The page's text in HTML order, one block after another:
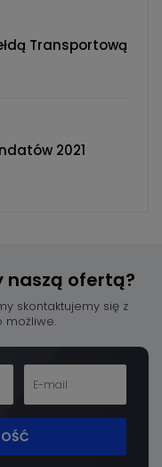
Transportową
2021
naszą ofertą?
skontaktujemy się z
możliwe.